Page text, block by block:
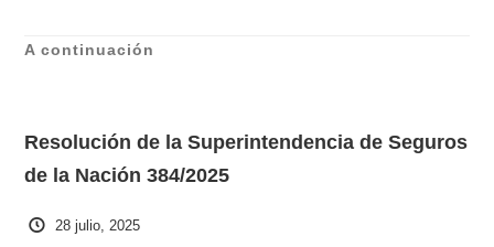
A continuación
Resolución de la Superintendencia de Seguros
de la Nación 384/2025
28 julio, 2025